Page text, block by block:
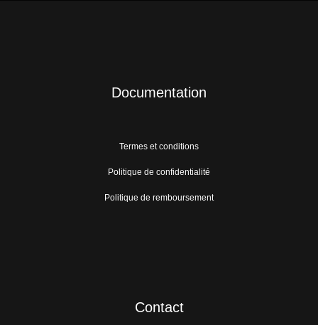
Documentation
Termes et conditions
Politique de confidentialité
Politique de remboursement
Contact